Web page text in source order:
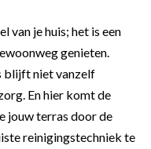
van je huis; het is een
genieten.
blijft niet vanzelf
En hier komt de
jouw terras door de
reinigingstechniek te